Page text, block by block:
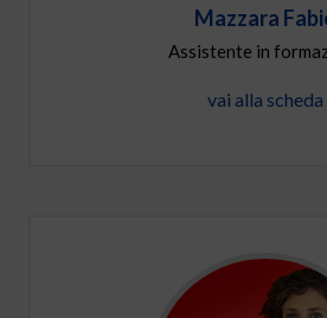
Mazzara
Assistente in
vai alla scheda